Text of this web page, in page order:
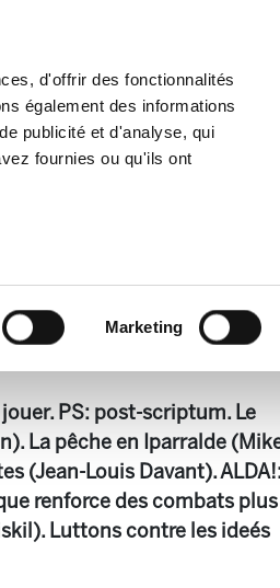
d'offrir des fonctionnalités
également des informations
publicité et d'analyse, qui
fournies ou qu'ils ont
Marketing
PS: post-scriptum. Le
La pêche en Iparralde
(Jean-Louis Davant).
renforce des combats plus
Luttons contre les ideés